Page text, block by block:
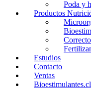
Poda y
Productos
Estudios
Contacto
Ventas
Bioestimulantes.cl